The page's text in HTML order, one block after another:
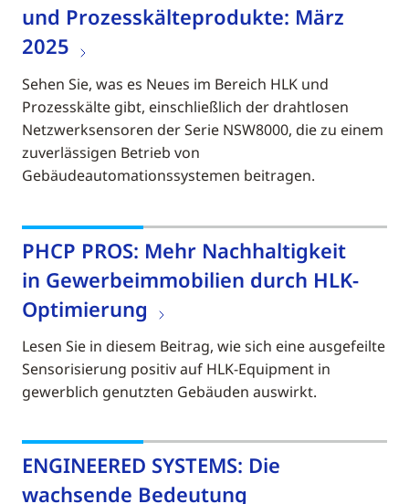
und Prozesskälteprodukte: März
2025
Sehen Sie, was es Neues im Bereich HLK und
Prozesskälte gibt, einschließlich der drahtlosen
Netzwerksensoren der Serie NSW8000, die zu einem
zuverlässigen Betrieb von
Gebäudeautomationssystemen beitragen.
PHCP PROS: Mehr Nachhaltigkeit
in Gewerbeimmobilien durch HLK-
Optimierung
Lesen Sie in diesem Beitrag, wie sich eine ausgefeilte
Sensorisierung positiv auf HLK-Equipment in
gewerblich genutzten Gebäuden auswirkt.
ENGINEERED SYSTEMS: Die
wachsende Bedeutung